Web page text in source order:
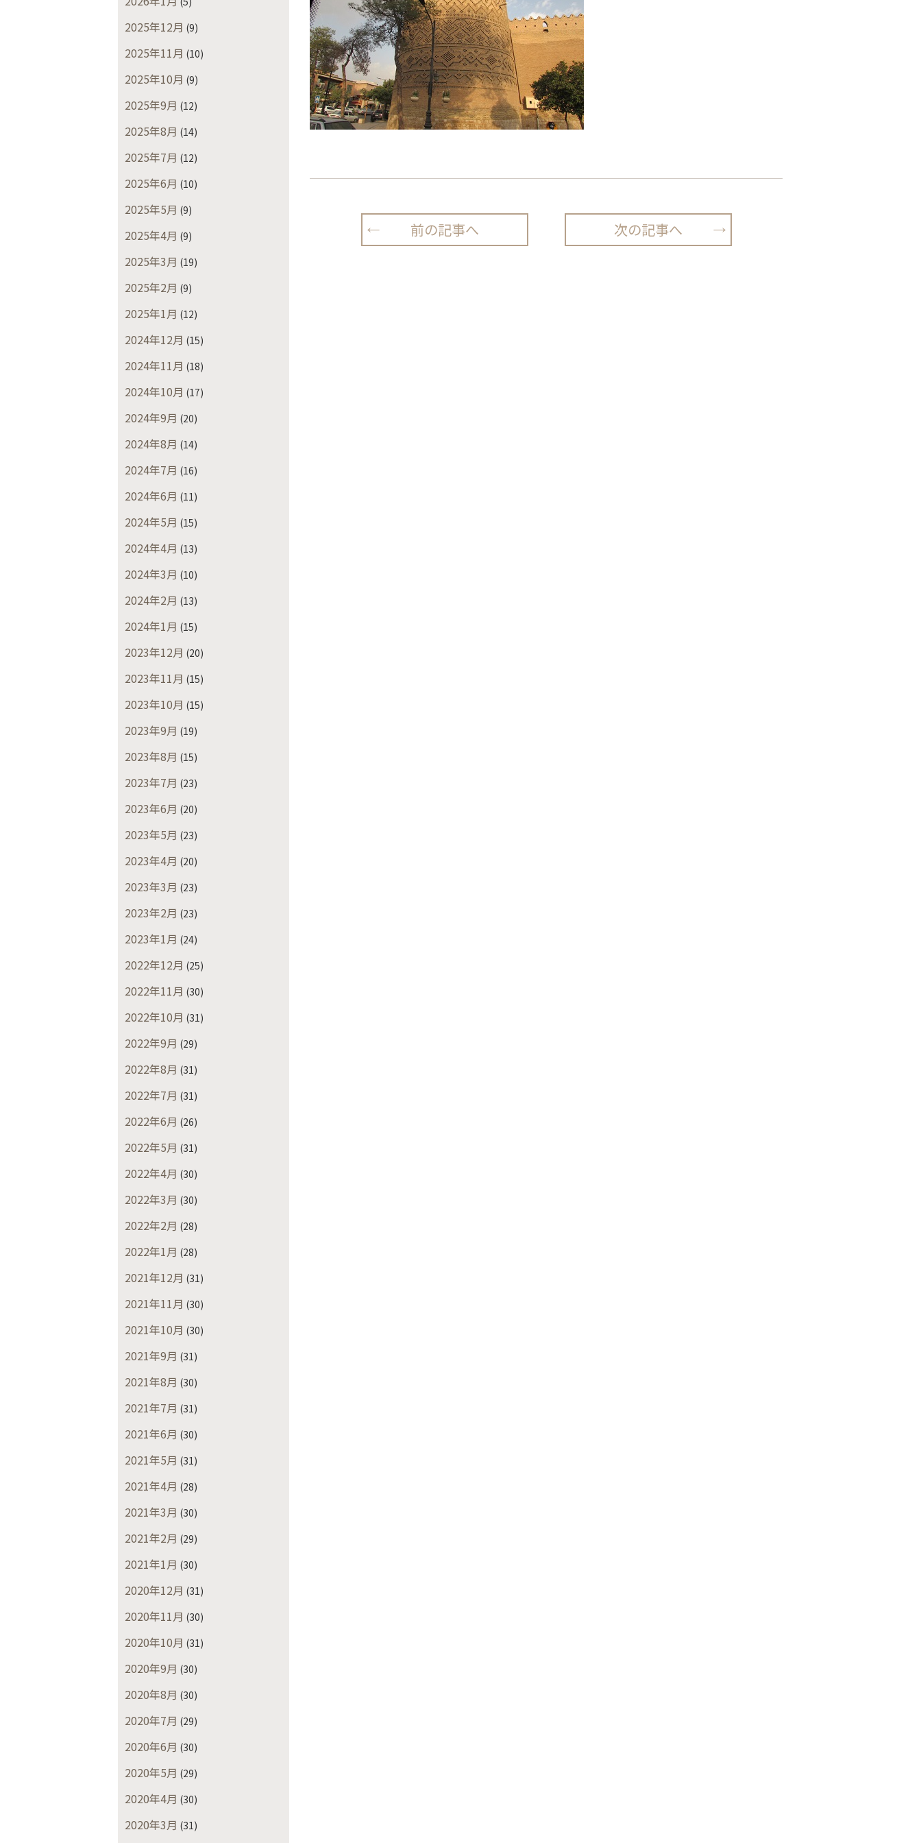
2025年12月 (9)
2025年11月 (10)
2025年10月 (9)
2025年9月 (12)
2025年8月 (14)
2025年7月 (12)
2025年6月 (10)
2025年5月 (9)
2025年4月 (9)
2025年3月 (19)
2025年2月 (9)
2025年1月 (12)
2024年12月 (15)
2024年11月 (18)
2024年10月 (17)
2024年9月 (20)
2024年8月 (14)
2024年7月 (16)
2024年6月 (11)
2024年5月 (15)
2024年4月 (13)
2024年3月 (10)
2024年2月 (13)
2024年1月 (15)
2023年12月 (20)
2023年11月 (15)
2023年10月 (15)
2023年9月 (19)
2023年8月 (15)
2023年7月 (23)
2023年6月 (20)
2023年5月 (23)
2023年4月 (20)
2023年3月 (23)
2023年2月 (23)
2023年1月 (24)
2022年12月 (25)
2022年11月 (30)
2022年10月 (31)
2022年9月 (29)
2022年8月 (31)
2022年7月 (31)
2022年6月 (26)
2022年5月 (31)
2022年4月 (30)
2022年3月 (30)
2022年2月 (28)
2022年1月 (28)
2021年12月 (31)
2021年11月 (30)
2021年10月 (30)
2021年9月 (31)
2021年8月 (30)
2021年7月 (31)
2021年6月 (30)
2021年5月 (31)
2021年4月 (28)
2021年3月 (30)
2021年2月 (29)
2021年1月 (30)
2020年12月 (31)
2020年11月 (30)
2020年10月 (31)
2020年9月 (30)
2020年8月 (30)
2020年7月 (29)
2020年6月 (30)
2020年5月 (29)
2020年4月 (30)
2020年3月 (31)
前の記事へ 次の記事へ